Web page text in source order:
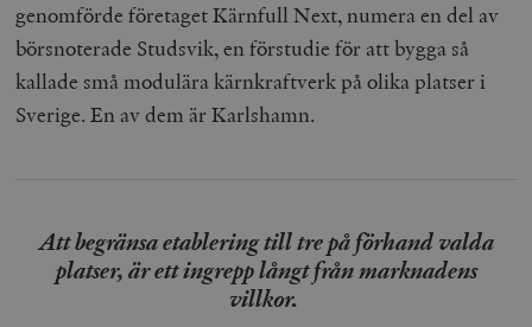
genomförde företaget Kärnfull Next, numera en del av
börsnoterade Studsvik, en förstudie för att bygga så
kallade små modulära kärnkraftverk på olika platser i
Sverige. En av dem är Karlshamn.
Att begränsa etablering till tre på förhand valda
platser, är ett ingrepp långt från marknadens
villkor.